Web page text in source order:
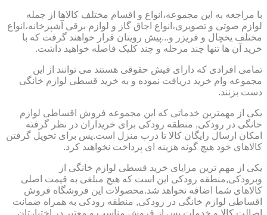
با مراجعه به این مجموعه،انواع و اقسام مختلف کالاها از جمله
لوازم صوتی و تصویری،انواع اجاق گاز و لوازم برقی آشپزخانه،انواع
مختلف یخچال و فریزر و...پیش رویتان قرار خواهند گرفت که با
خرید آن ها تنها چند مرحله و چند کلیک فاصله خواهید داشت.
تمامی افرادی که دارای فیش حقوقی هستند می توانند از این
مجموعه وام خرید دریافت نموده و به خرید قسطی لوازم خانگی
دست بزنند.
یکی از مهمترین خدماتی که این مجموعه فروش اقساطی لوازم
خانگی در رودکی, منطقه رودکی برای خریداران در نظر گرفته
امکان ارسال رایگان کالا تا درب منزل است.پس برای تحویل گرفتن
کالاهای خود هیچ گونه هزینه ای پرداخت نخواهید کرد.
یکی از مهم ترین مزایای خرید قسطی لوازم خانگی از
وبرودکی,منطقه رودکی این است که هیچ مبلغی به قیمت اصلی
کالاهای شما اضافه نخواهد شد.محصولات این فروشگاه فروش
اقساطی لوازم خانگی در رودکی, منطقه رودکی به همراه ضمانت